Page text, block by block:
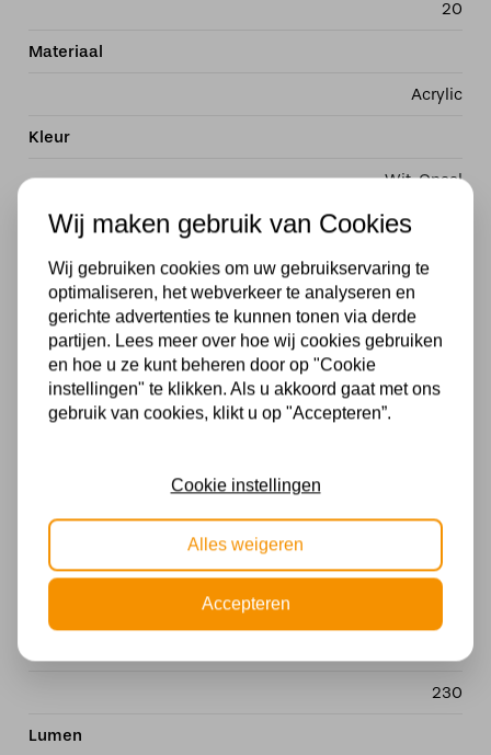
20
Materiaal
Acrylic
Kleur
Wit,Opaal
Stijl
Modern
Vorm
Rond
Met lichtbron
LED
Wattage
230
Lumen
Wij maken gebruik van Cookies
Wij gebruiken cookies om uw gebruikservaring te
optimaliseren, het webverkeer te analyseren en
gerichte advertenties te kunnen tonen via derde
partijen. Lees meer over hoe wij cookies gebruiken
en hoe u ze kunt beheren door op "Cookie
instellingen" te klikken. Als u akkoord gaat met ons
gebruik van cookies, klikt u op "Accepteren”.
Cookie instellingen
Alles weigeren
Accepteren